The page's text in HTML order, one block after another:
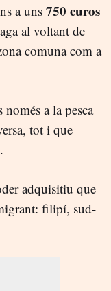
a uns 750 euros
al voltant de
comuna com a
a la pesca
tot i que
adquisitiu que
filipí, sud-